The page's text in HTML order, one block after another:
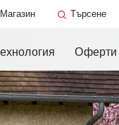
Магазин Търсене
Оферти
литература